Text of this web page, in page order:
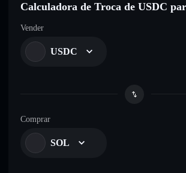
Calculadora de Troca de USDC
Vender
USDC
Comprar
SOL